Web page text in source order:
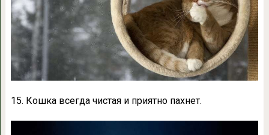
15. Кошка всегда чистая и приятно пахнет.